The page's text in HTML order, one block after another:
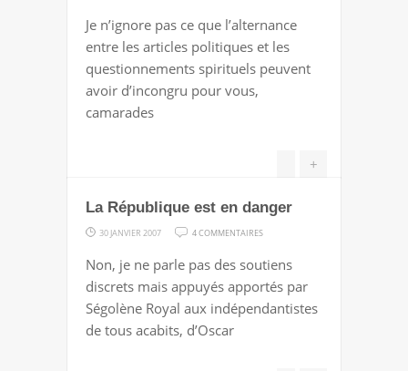
DELÀ.
Je n’ignore pas ce que l’alternance
entre les articles politiques et les
questionnements spirituels peuvent
avoir d’incongru pour vous,
camarades
+
La République est en danger
30 JANVIER 2007 4 COMMENTAIRES
RÉPUBLIQUE
EST
EN
Non, je ne parle pas des soutiens
discrets mais appuyés apportés par
Ségolène Royal aux indépendantistes
de tous acabits, d’Oscar